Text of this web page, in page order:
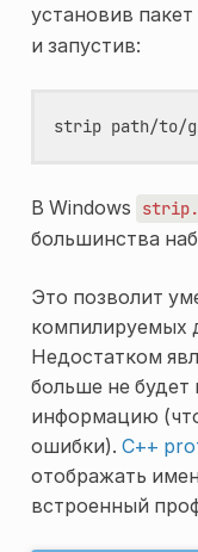
установив пакет
и запустив:
strip
В Windows
большинства
Это позволит
компилируемых
Недостатком
больше не будет
информацию
ошибки). C++
отображать
встроенный